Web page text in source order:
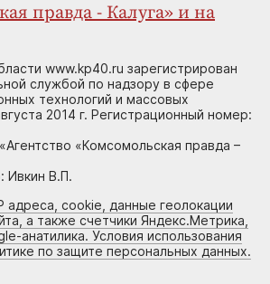
правда - Калуга» и на
www.kp40.ru зарегистрирован
службой по надзору в сфере
технологий и массовых
2014 г. Регистрационный номер:
«Комсомольская правда –
Ивкин В.П.
адреса, cookie, данные геолокации
а также счетчики Яндекс.Метрика,
анатилика. Условия использования
по защите персональных данных.